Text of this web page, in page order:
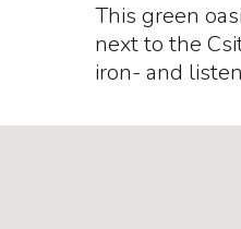
This green
next to the
iron- and